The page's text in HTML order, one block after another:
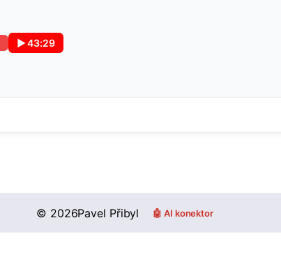
▶43:29
© 2026Pavel Přibyl 🤖 AI konektor